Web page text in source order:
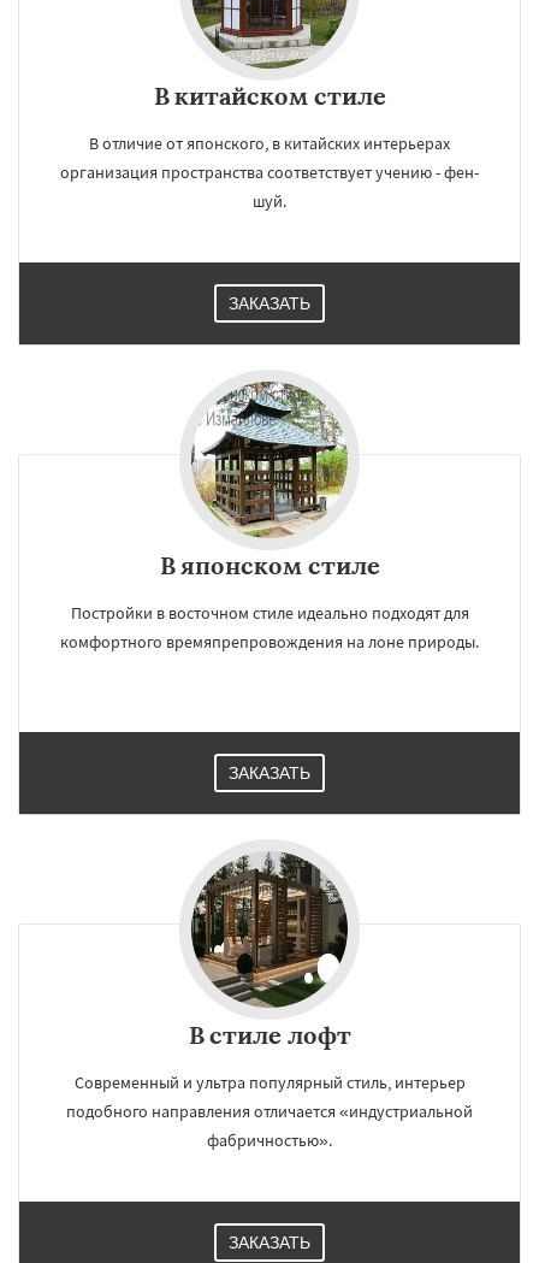
В китайском стиле
В отличие от японского, в китайских интерьерах
организация пространства соответствует учению - фен-
шуй.
ЗАКАЗАТЬ
В японском стиле
Постройки в восточном стиле идеально подходят для
комфортного времяпрепровождения на лоне природы.
ЗАКАЗАТЬ
В стиле лофт
Современный и ультра популярный стиль, интерьер
подобного направления отличается «индустриальной
фабричностью».
ЗАКАЗАТЬ